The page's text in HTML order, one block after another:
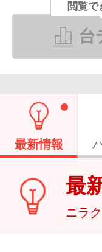
閲覧で
台
最新情報
最
ニラ